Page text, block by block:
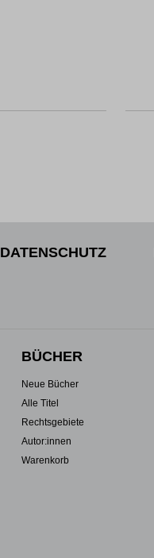
DATENSCHUTZ
BÜCHER
Neue Bücher
Alle Titel
Rechtsgebiete
Autor:innen
Warenkorb